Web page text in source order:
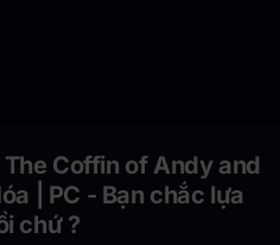
The Coffin of Andy and
| PC - Bạn chắc lựa
chứ ?